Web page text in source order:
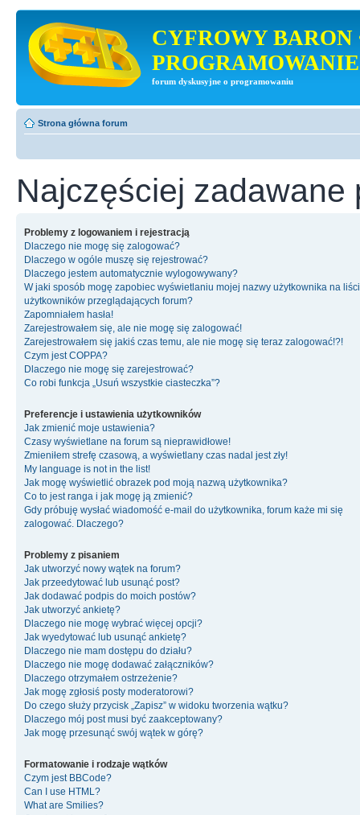
CYFROWY BARON
PROGRAMOWANIE
forum dyskusyjne o programowaniu
Strona główna forum
Najczęściej zadawane
Problemy z logowaniem i rejestracją
Dlaczego nie mogę się zalogować?
Dlaczego w ogóle muszę się rejestrować?
Dlaczego jestem automatycznie wylogowywany?
W jaki sposób mogę zapobiec wyświetlaniu mojej nazwy użytkownika na
użytkowników przeglądających forum?
Zapomniałem hasła!
Zarejestrowałem się, ale nie mogę się zalogować!
Zarejestrowałem się jakiś czas temu, ale nie mogę się teraz zalogować!?!
Czym jest COPPA?
Dlaczego nie mogę się zarejestrować?
Co robi funkcja „Usuń wszystkie ciasteczka”?
Preferencje i ustawienia użytkowników
Jak zmienić moje ustawienia?
Czasy wyświetlane na forum są nieprawidłowe!
Zmieniłem strefę czasową, a wyświetlany czas nadal jest zły!
My language is not in the list!
Jak mogę wyświetlić obrazek pod moją nazwą użytkownika?
Co to jest ranga i jak mogę ją zmienić?
Gdy próbuję wysłać wiadomość e-mail do użytkownika, forum każe mi się
zalogować. Dlaczego?
Problemy z pisaniem
Jak utworzyć nowy wątek na forum?
Jak przeedytować lub usunąć post?
Jak dodawać podpis do moich postów?
Jak utworzyć ankietę?
Dlaczego nie mogę wybrać więcej opcji?
Jak wyedytować lub usunąć ankietę?
Dlaczego nie mam dostępu do działu?
Dlaczego nie mogę dodawać załączników?
Dlaczego otrzymałem ostrzeżenie?
Jak mogę zgłosiś posty moderatorowi?
Do czego służy przycisk „Zapisz” w widoku tworzenia wątku?
Dlaczego mój post musi być zaakceptowany?
Jak mogę przesunąć swój wątek w górę?
Formatowanie i rodzaje wątków
Czym jest BBCode?
Can I use HTML?
What are Smilies?